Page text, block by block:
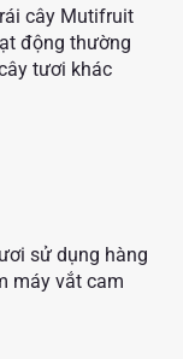
cây Mutifruit
động thường
tươi khác
sử dụng hàng
máy vắt cam